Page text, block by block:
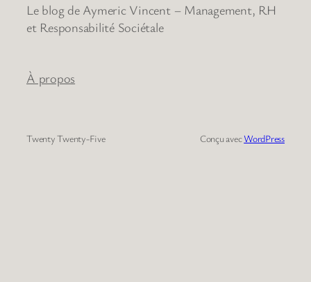
Le blog de Aymeric Vincent – Management, RH
et Responsabilité Sociétale
À propos
Twenty Twenty-Five Conçu avecWordPress